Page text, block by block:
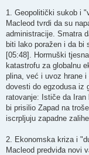
​1. Geopolitički sukob i
Macleod tvrdi da su
administracije. Smatra
biti lako poražen i da bi
[05:48]. ​Hormuški
katastrofu za globalnu
plina, već i uvoz hrane
dovesti do egzodusa iz
ratovanje: Ističe da Iran
bi prisilio Zapad na
iscrpljuju zapadne
2. Ekonomska kriza i
Macleod predviđa novi